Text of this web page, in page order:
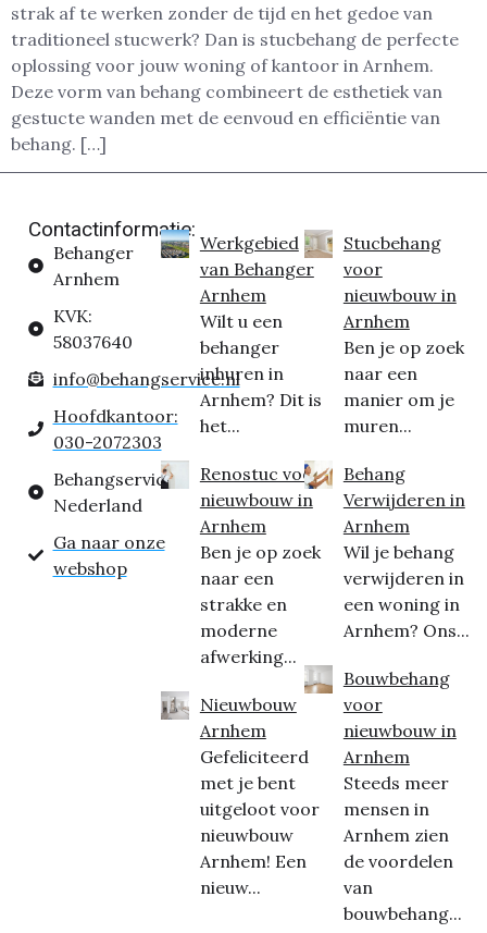
strak af te werken zonder de tijd en het gedoe van
traditioneel stucwerk? Dan is stucbehang de perfecte
oplossing voor jouw woning of kantoor in Arnhem.
Deze vorm van behang combineert de esthetiek van
gestucte wanden met de eenvoud en efficiëntie van
behang. […]
Contactinformatie:
Behanger
Arnhem
KVK:
58037640
info@behangservice.nl
Hoofdkantoor:
030-2072303
Behangservice
Nederland
Ga naar onze
webshop
Werkgebied
van Behanger
Arnhem
Wilt u een
behanger
inhuren in
Arnhem? Dit is
het...
Renostuc voor
nieuwbouw in
Arnhem
Ben je op zoek
naar een
strakke en
moderne
afwerking...
Nieuwbouw
Arnhem
Gefeliciteerd
met je bent
uitgeloot voor
nieuwbouw
Arnhem! Een
nieuw...
Stucbehang
voor
nieuwbouw in
Arnhem
Ben je op zoek
naar een
manier om je
muren...
Behang
Verwijderen in
Arnhem
Wil je behang
verwijderen in
een woning in
Arnhem? Ons...
Bouwbehang
voor
nieuwbouw in
Arnhem
Steeds meer
mensen in
Arnhem zien
de voordelen
van
bouwbehang...